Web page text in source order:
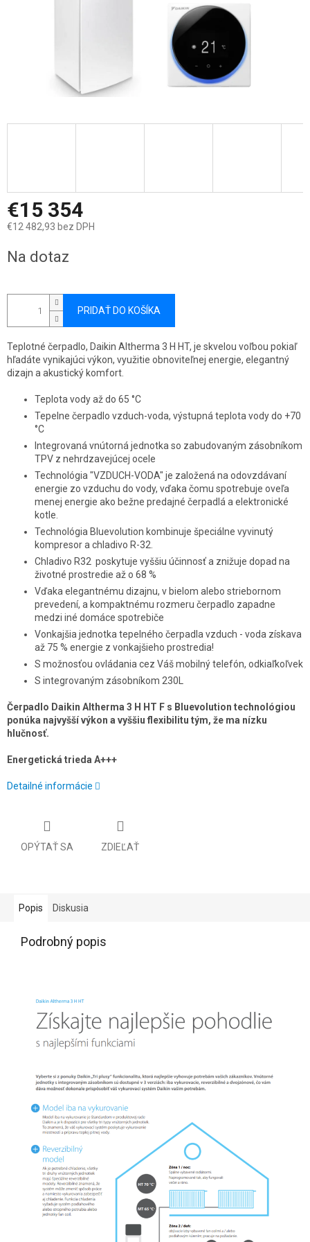
€15 354
€12 482,93 bez DPH
cena:
Na dotaz
PRIDAŤ DO KOŠÍKA
Teplotné čerpadlo, Daikin Altherma 3 H HT, je skvelou voľbou pokiaľ
hľadáte vynikajúci výkon, využitie obnoviteľnej energie, elegantný
dizajn a akustický komfort.
Teplota vody až do 65 °C
Tepelne čerpadlo vzduch-voda, výstupná teplota vody do +70
°C
Integrovaná vnútorná jednotka so zabudovaným zásobníkom
TPV z nehrdzavejúcej ocele
Technológia "VZDUCH-VODA" je založená na odovzdávaní
energie zo vzduchu do vody, vďaka čomu spotrebuje oveľa
menej energie ako bežne predajné čerpadlá a elektronické
kotle.
Technológia Bluevolution kombinuje špeciálne vyvinutý
kompresor a chladivo R-32.
Chladivo R32 poskytuje vyššiu účinnosť a znižuje dopad na
životné prostredie až o 68 %
Vďaka elegantnému dizajnu, v bielom alebo striebornom
prevedení, a kompaktnému rozmeru čerpadlo zapadne
medzi iné domáce spotrebiče
Vonkajšia jednotka tepelného čerpadla vzduch - voda získava
až 75 % energie z vonkajšieho prostredia!
S možnosťou ovládania cez Váš mobilný telefón, odkiaľkoľvek
S integrovaným zásobníkom 230L
Čerpadlo Daikin Altherma 3 H HT F s Bluevolution technológiou
ponúka najvyšší výkon a vyššiu flexibilitu tým, že ma nízku
hlučnosť.
Energetická trieda A+++
Detailné informácie
OPÝTAŤ SA ZDIEĽAŤ
Popis Diskusia
Podrobný popis